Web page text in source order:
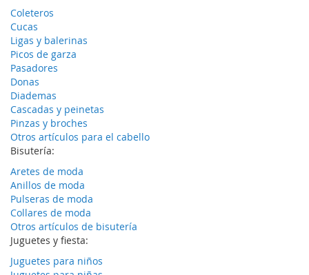
Coleteros
Cucas
Ligas y balerinas
Picos de garza
Pasadores
Donas
Diademas
Cascadas y peinetas
Pinzas y broches
Otros artículos para el cabello
Bisutería:
Aretes de moda
Anillos de moda
Pulseras de moda
Collares de moda
Otros artículos de bisutería
Juguetes y fiesta:
Juguetes para niños